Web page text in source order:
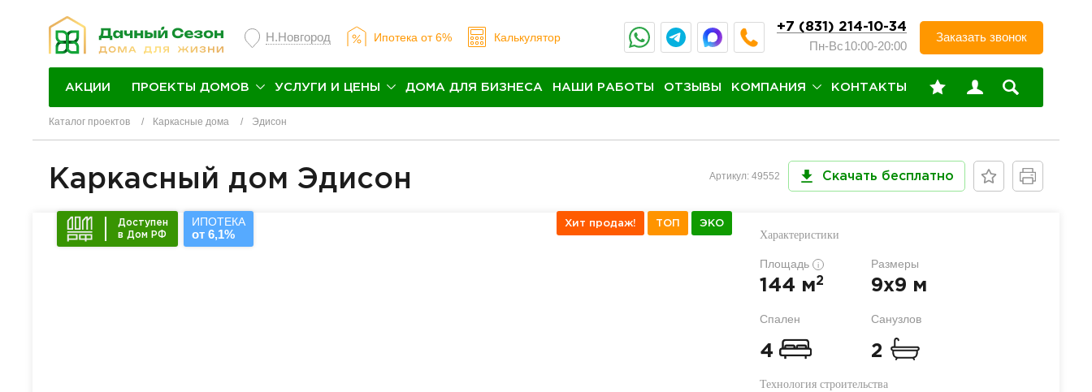
Н.Новгород Ипотека от 6% Калькулятор
+7 (831) 214-10-34
Пн-Вс10:00-20:00
Заказать звонок
АКЦИИ ПРОЕКТЫ ДОМОВ УСЛУГИ И ЦЕНЫ ДОМА ДЛЯ БИЗНЕСА НАШИ РАБОТЫ ОТЗЫВЫ КОМПАНИЯ КОНТАКТЫ
Каталог проектов Каркасные дома Эдисон
Каркасный дом Эдисон Артикул: 49552 Скачать бесплатно
Доступен
в Дом РФ
ИПОТЕКА
от 6,1%
Хит продаж! ТОП ЭКО
Характеристики
Площадь i
144 м2
Размеры
9x9 м
Спален
4
Санузлов
2
Технология строительства